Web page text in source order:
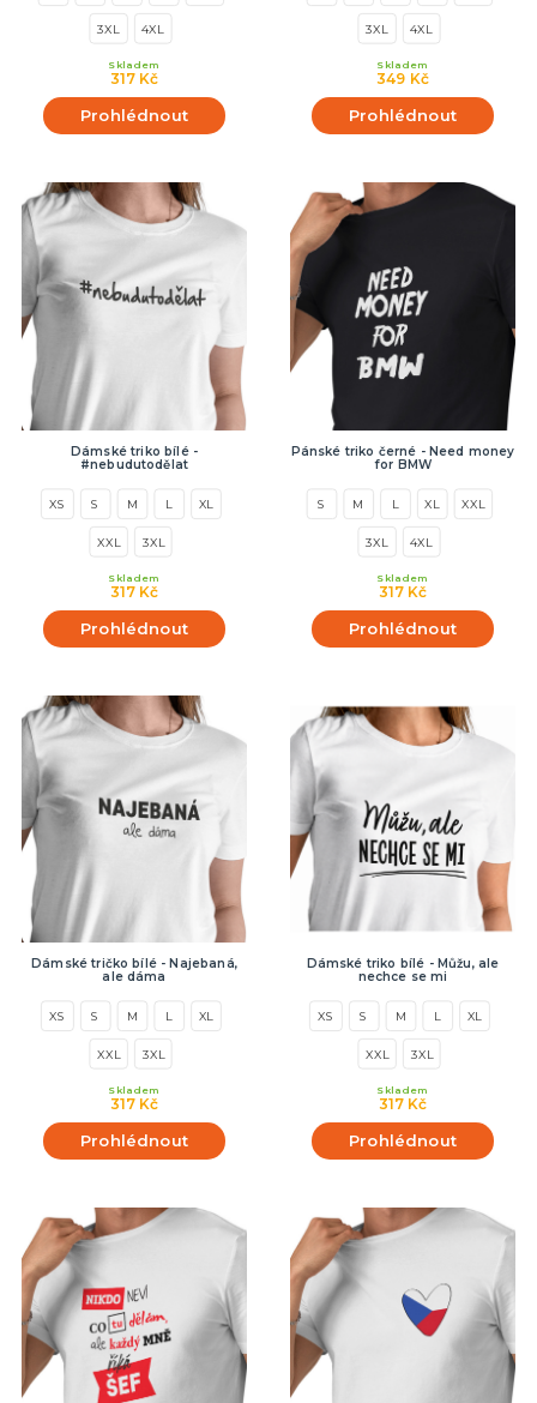
3XL 4XL
317 Kč
Skladem
Prohlédnout
3XL 4XL
349 Kč
Skladem
Prohlédnout
Dámské triko bílé -
#nebudutodělat
XS S M L XL
XXL 3XL
317 Kč
Skladem
Prohlédnout
Pánské triko černé - Need money
for BMW
S M L XL XXL
3XL 4XL
317 Kč
Skladem
Prohlédnout
Dámské tričko bílé - Najebaná,
ale dáma
XS S M L XL
XXL 3XL
317 Kč
Skladem
Prohlédnout
Dámské triko bílé - Můžu, ale
nechce se mi
XS S M L XL
XXL 3XL
317 Kč
Skladem
Prohlédnout